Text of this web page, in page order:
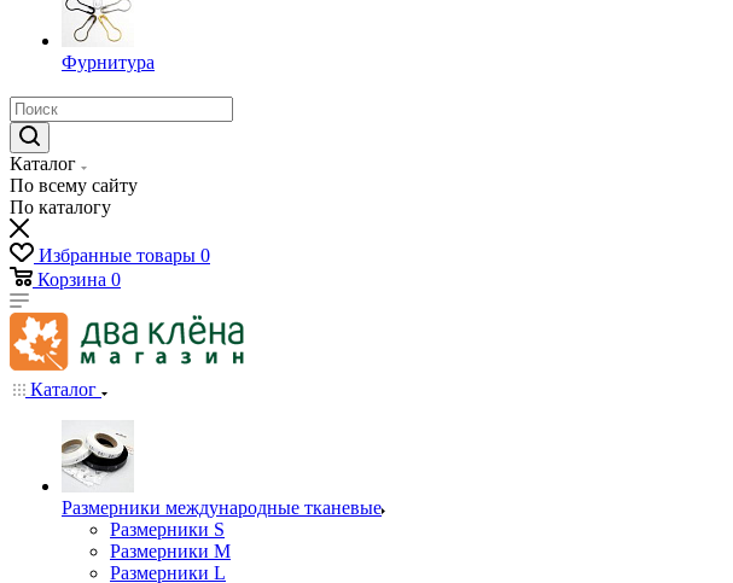
Фурнитура
Каталог
По всему сайту
По каталогу
Избранные товары 0
Корзина 0
Каталог
Размерники международные тканевые
Размерники S
Размерники M
Размерники L